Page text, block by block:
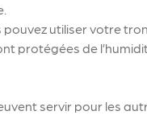
utiliser votre
protégées de
servir pour les